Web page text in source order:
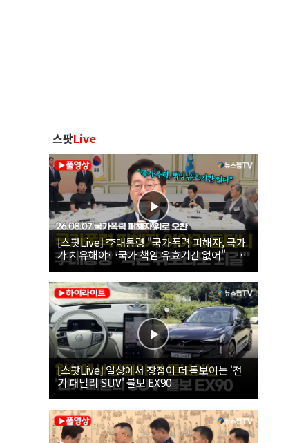
스팟Live
[스팟Live] 李대통령 "국가폭력 피해자, 국가
가 치유해야…국가 책임 유효기간 없어"｜
26.08.07 국가폭력 피해자 위로 오찬
[스팟Live] 일상에서 장점이 더 돋보이는 '전
기 패밀리 SUV' 볼보 EX90